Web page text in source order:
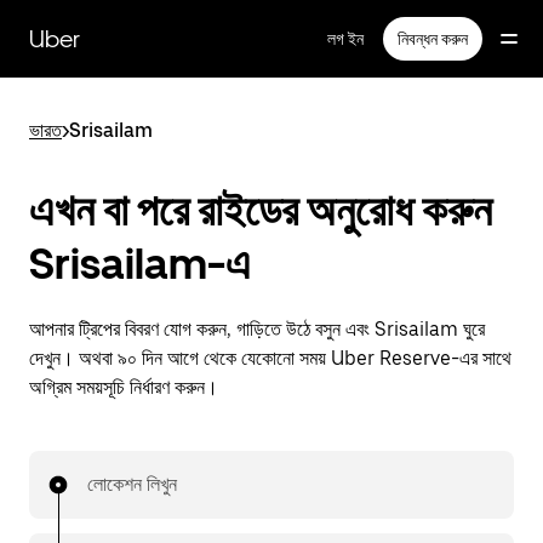
প্রধান
বিষয়সূচিতে
Uber লগ ইন নিবন্ধন করুন
ভারত>Srisailam
এখন বা পরে রাইডের অনুরোধ করুন
Srisailam-এ
আপনার ট্রিপের বিবরণ যোগ করুন, গাড়িতে উঠে বসুন এবং Srisailam ঘুরে
দেখুন। অথবা ৯০ দিন আগে থেকে যেকোনো সময় Uber Reserve-এর সাথে
অগ্রিম সময়সূচি নির্ধারণ করুন।
লোকেশন লিখুন